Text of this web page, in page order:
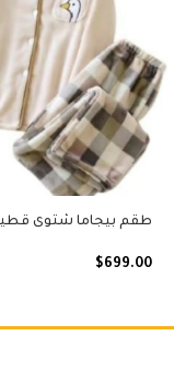
طقم بيجاما شتوى
$699.00